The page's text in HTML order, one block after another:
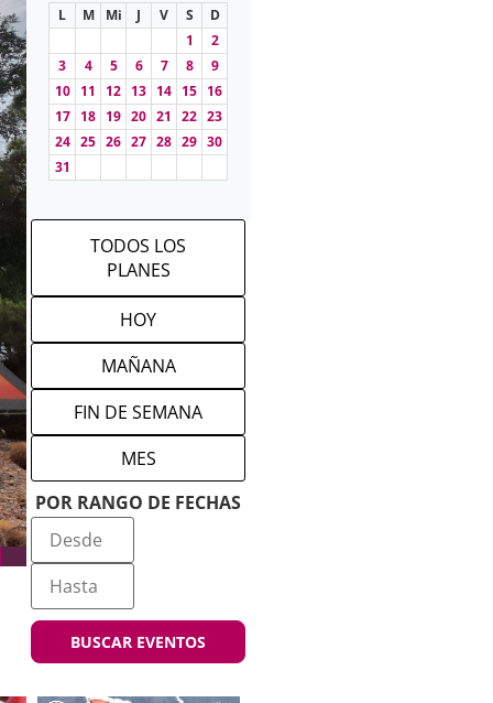
L
M Mi J V S
D
1
2
3
4 5 6 7 8
9
10 11 12 13 14 15 16
17 18 19 20 21 22 23
24 25 26 27 28 29 30
31
TODOS LOS
PLANES
HOY
MAÑANA
FIN DE SEMANA
MES
POR RANGO DE FECHAS
BUSCAR EVENTOS